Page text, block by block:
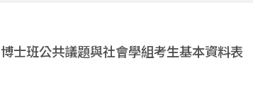
士班公共議題與社會學組考生基本資料表